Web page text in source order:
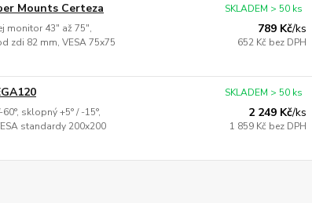
Mounts Certeza
monitor 43" až 75",
zdi 82 mm, VESA 75x75
789 Kč/ks
652 Kč bez DPH
SKLADEM > 50 ks
sklopný +5° / -15°,
standardy 200x200
2 249 Kč/ks
1 859 Kč bez DPH
SKLADEM > 50 ks